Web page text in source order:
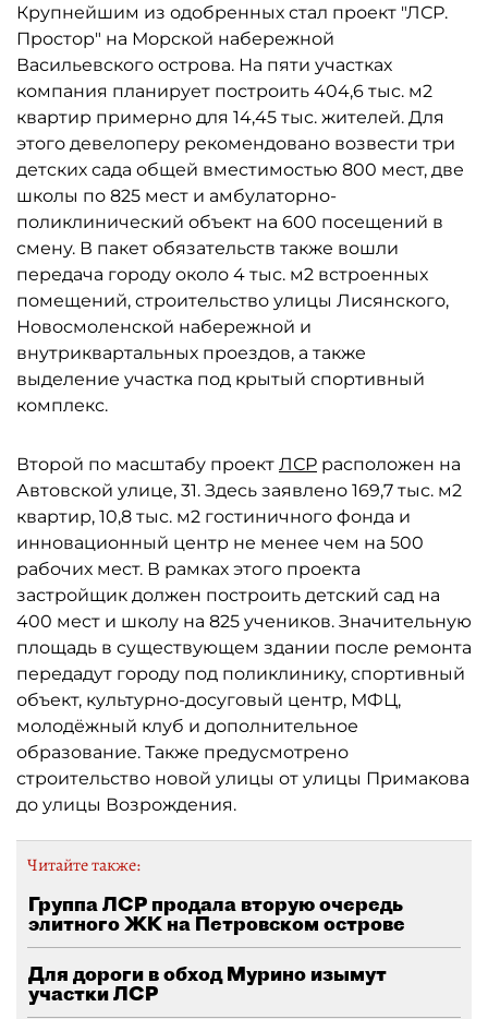
Крупнейшим из одобренных стал проект "ЛСР.
Простор" на Морской набережной
Васильевского острова. На пяти участках
компания планирует построить 404,6 тыс. м2
квартир примерно для 14,45 тыс. жителей. Для
этого девелоперу рекомендовано возвести три
детских сада общей вместимостью 800 мест, две
школы по 825 мест и амбулаторно-
поликлинический объект на 600 посещений в
смену. В пакет обязательств также вошли
передача городу около 4 тыс. м2 встроенных
помещений, строительство улицы Лисянского,
Новосмоленской набережной и
внутриквартальных проездов, а также
выделение участка под крытый спортивный
комплекс.
Второй по масштабу проект ЛСР расположен на
Автовской улице, 31. Здесь заявлено 169,7 тыс. м2
квартир, 10,8 тыс. м2 гостиничного фонда и
инновационный центр не менее чем на 500
рабочих мест. В рамках этого проекта
застройщик должен построить детский сад на
400 мест и школу на 825 учеников. Значительную
площадь в существующем здании после ремонта
передадут городу под поликлинику, спортивный
объект, культурно-досуговый центр, МФЦ,
молодёжный клуб и дополнительное
образование. Также предусмотрено
строительство новой улицы от улицы Примакова
до улицы Возрождения.
Читайте также:
Группа ЛСР продала вторую очередь
элитного ЖК на Петровском острове
Для дороги в обход Мурино изымут
участки ЛСР